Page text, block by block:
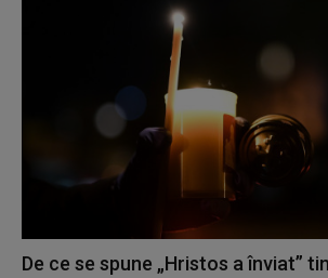
De ce se spune „Hristos a înviat”